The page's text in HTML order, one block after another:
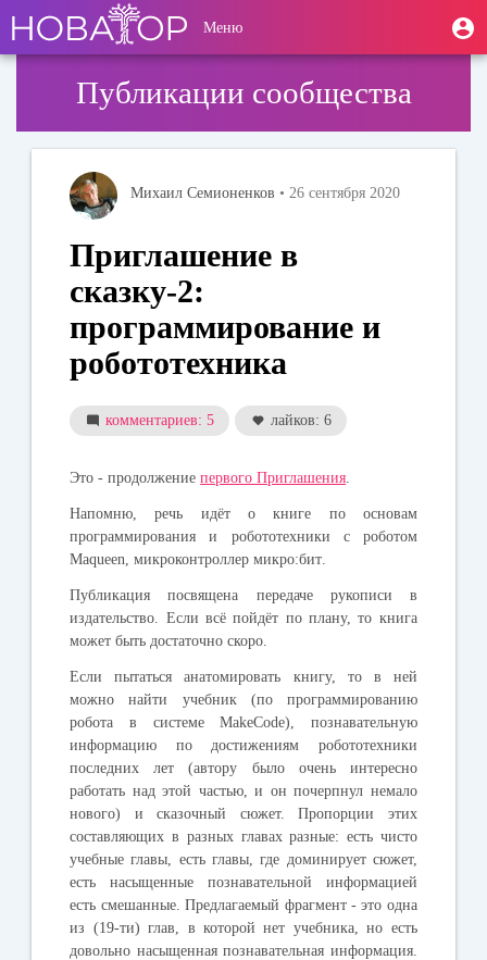
основному
содержанию
User
account
Меню
Публикации сообщества
Михаил Семионенков • 26 сентября 2020
Приглашение в
сказку-2:
программирование и
робототехника
комментариев: 5 лайков: 6
Это - продолжениепервого Приглашения
Напомню, речь идёт о книге по основам
программирования и робототехники с роботом
Maqueen , микроконтроллермикро:бит
Публикация посвящена передаче рукописи в
издательство. Если всё пойдёт по плану, то книга
может быть достаточно скоро.
Если пытаться анатомировать книгу, то в ней
можно найти учебник (по программированию
робота в системеMakeCode), познавательную
информацию по достижениям робототехники
последних лет (автору было очень интересно
работать над этой частью, и он почерпнул немало
нового) и сказочный сюжет. Пропорции этих
составляющих в разных главах разные: есть чисто
учебные главы, есть главы, где доминирует сюжет,
есть насыщенные познавательной информацией
есть смешанные. Предлагаемый фрагмент - это одна
из (19-ти) глав, в которой нет учебника, но есть
довольно насыщенная познавательная информация.